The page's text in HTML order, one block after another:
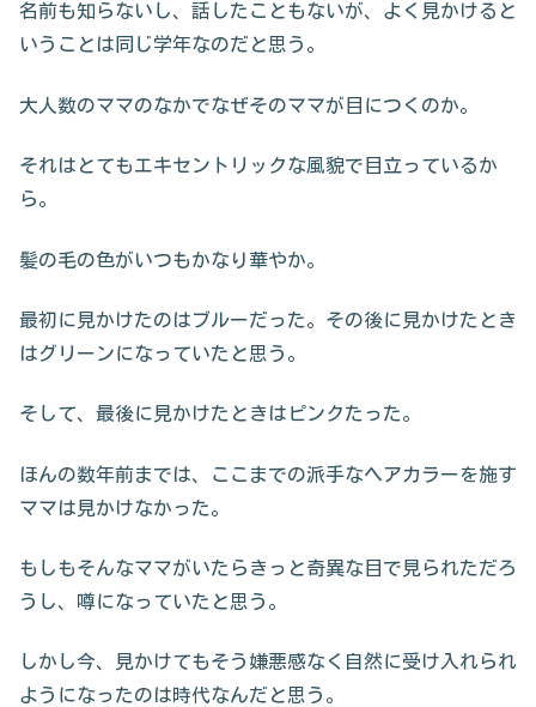
名前も知らないし、話したこともないが、よく見かけると
いうことは同じ学年なのだと思う。
大人数のママのなかでなぜそのママが目につくのか。
それはとてもエキセントリックな風貌で目立っているか
ら。
髪の毛の色がいつもかなり華やか。
最初に見かけたのはブルーだった。その後に見かけたとき
はグリーンになっていたと思う。
そして、最後に見かけたときはピンクたった。
ほんの数年前までは、ここまでの派手なヘアカラーを施す
ママは見かけなかった。
もしもそんなママがいたらきっと奇異な目で見られただろ
うし、噂になっていたと思う。
しかし今、見かけてもそう嫌悪感なく自然に受け入れられ
ようになったのは時代なんだと思う。